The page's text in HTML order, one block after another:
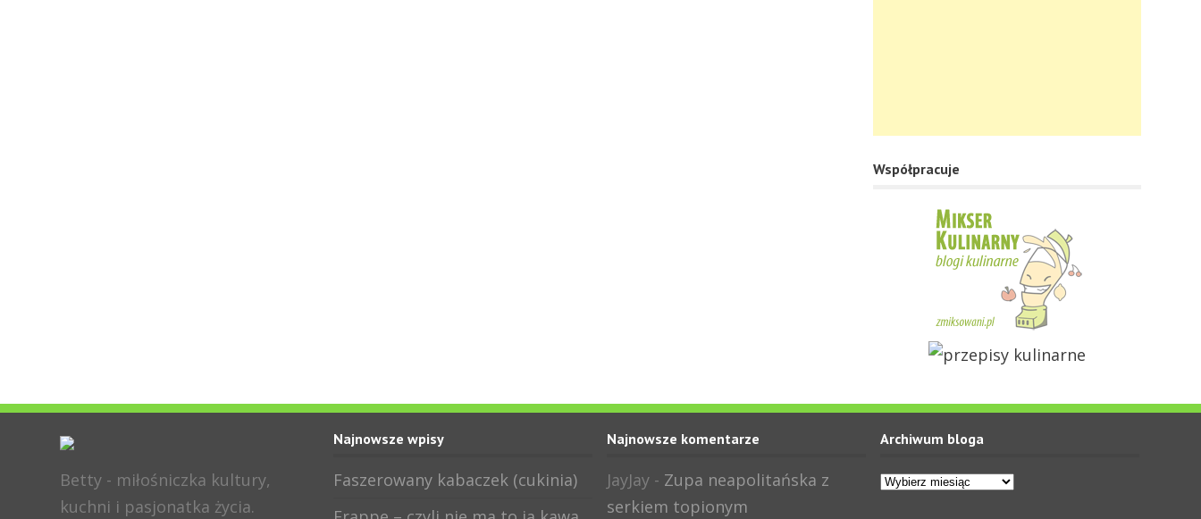
Współpracuje
Betty - miłośniczka kultury,
kuchni i pasjonatka życia.
Najnowsze wpisy
Faszerowany kabaczek (cukinia)
Najnowsze komentarze
JayJay - Zupa neapolitańska z
serkiem topionym
Archiwum bloga
Archiwum